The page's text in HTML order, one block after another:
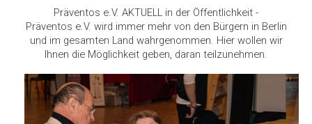
Präventos e.V. AKTUELL in der Öffentlichkeit -
Präventos e.V. wird immer mehr von den Bürgern in Berlin
und im gesamten Land wahrgenommen. Hier wollen wir
Ihnen die Möglichkeit geben, daran teilzunehmen.